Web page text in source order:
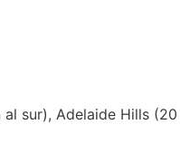
sur), Adelaide Hills